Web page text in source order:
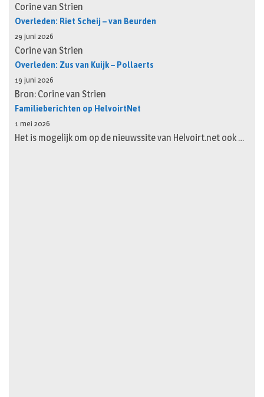
Corine van Strien
Overleden: Riet Scheij – van Beurden
29 juni 2026
Corine van Strien
Overleden: Zus van Kuijk – Pollaerts
19 juni 2026
Bron: Corine van Strien
Familieberichten op HelvoirtNet
1 mei 2026
Het is mogelijk om op de nieuwssite van Helvoirt.net ook …